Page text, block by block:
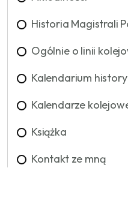
Historia Magistrali
Ogólnie o linii
Kalendarium
Kalendarze
Książka
Kontakt ze mną